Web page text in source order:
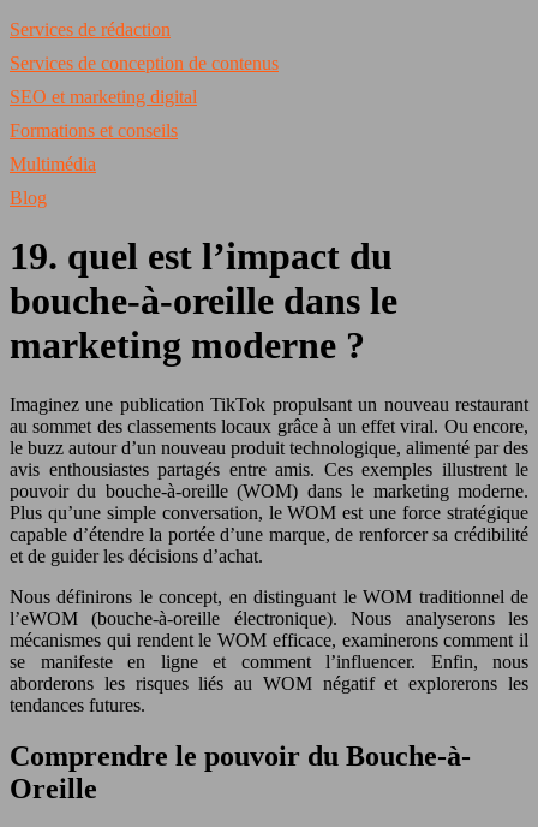
Services de rédaction
Services de conception de contenus
SEO et marketing digital
Formations et conseils
Multimédia
Blog
19. quel est l’impact du
bouche-à-oreille dans le
marketing moderne ?
Imaginez une publication TikTok propulsant un nouveau restaurant
au sommet des classements locaux grâce à un effet viral. Ou encore,
le buzz autour d’un nouveau produit technologique, alimenté par des
avis enthousiastes partagés entre amis. Ces exemples illustrent le
pouvoir du bouche-à-oreille (WOM) dans le marketing moderne.
Plus qu’une simple conversation, le WOM est une force stratégique
capable d’étendre la portée d’une marque, de renforcer sa crédibilité
et de guider les décisions d’achat.
Nous définirons le concept, en distinguant le WOM traditionnel de
l’eWOM (bouche-à-oreille électronique). Nous analyserons les
mécanismes qui rendent le WOM efficace, examinerons comment il
se manifeste en ligne et comment l’influencer. Enfin, nous
aborderons les risques liés au WOM négatif et explorerons les
tendances futures.
Comprendre le pouvoir du Bouche-à-
Oreille